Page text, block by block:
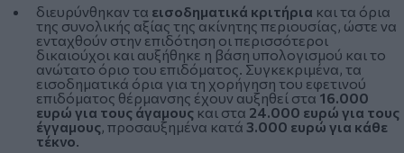
διευρύνθηκαν τα εισοδηματικά κριτήρια και τα όρια
της συνολικής αξίας της ακίνητης περιουσίας, ώστε να
ενταχθούν στην επιδότηση οι περισσότεροι
δικαιούχοι και αυξήθηκε η βάση υπολογισμού και το
ανώτατο όριο του επιδόματος. Συγκεκριμένα, τα
εισοδηματικά όρια για τη χορήγηση του εφετινού
επιδόματος θέρμανσης έχουν αυξηθεί στα 16.000
ευρώ για τους άγαμους και στα 24.000 ευρώ για τους
έγγαμους, προσαυξημένα κατά 3.000 ευρώ για κάθε
τέκνο.